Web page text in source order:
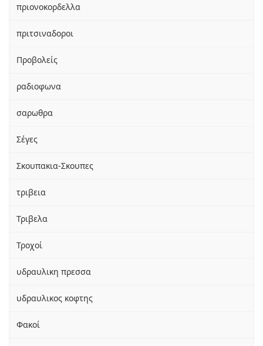
πριονοκορδελλα
πριτσιναδοροι
Προβολείς
ραδιοφωνα
σαρωθρα
Σέγες
Σκουπακια-Σκουπες
τριβεια
Τριβελα
Τροχοί
υδραυλικη πρεσσα
υδραυλικος κοφτης
Φακοί